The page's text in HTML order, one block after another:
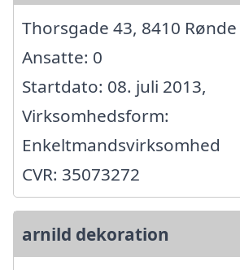
Thorsgade 43, 8410 Rønde
Ansatte: 0
Startdato: 08. juli 2013,
Virksomhedsform:
Enkeltmandsvirksomhed
CVR: 35073272
arnild dekoration